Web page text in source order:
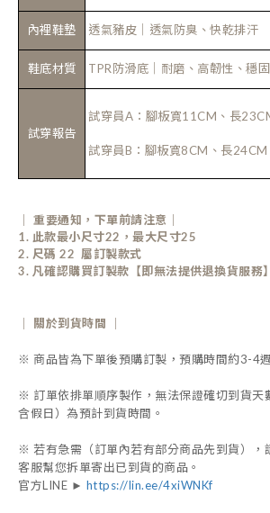
內裡鞋墊 透氣豬皮｜透氣防臭、快乾排汗
鞋底材質 TPR防滑底｜耐磨、高韌性、穩
試穿報告
試穿員A：腳板寬11CM、長
試穿員B：腳板寬8CM、長
｜ 重要通知，下單前請注意｜
1. 此款最小尺寸22，最大尺寸25
2. 尺碼 22 屬訂製款式
3. 凡確認購買訂製款【即無法提供退換貨服務】
｜ 關於到貨時間 ｜
※ 商品皆為下單後預購訂製，預購時間約3-4
※ 訂單依排單順序製作，無法保證確切到貨天
含假日）為預計到貨時間。
※ 若有急需（訂單內若有部分商品先到貨），
客服幫您拆單寄出已到貨的商品。
官方LINE ► https://lin.ee/4xiWNKf